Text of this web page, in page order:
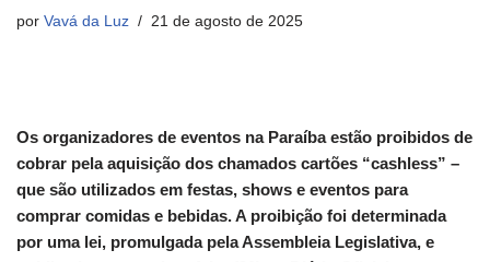
por Vavá da Luz 21 de agosto de 2025
Os organizadores de eventos na Paraíba estão proibidos de
cobrar pela aquisição dos chamados cartões “cashless” –
que são utilizados em festas, shows e eventos para
comprar comidas e bebidas. A proibição foi determinada
por uma lei, promulgada pela Assembleia Legislativa, e